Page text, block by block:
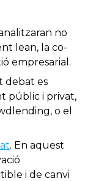
no
lean, la co-
empresarial.
debat es
públic i privat,
o el
. En aquest
i de canvi